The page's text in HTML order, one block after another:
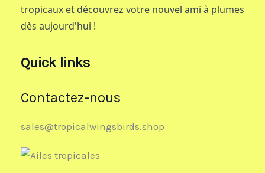
tropicaux et découvrez votre nouvel ami à plumes
dès aujourd'hui !
Quick links
Contactez-nous
sales@tropicalwingsbirds.shop